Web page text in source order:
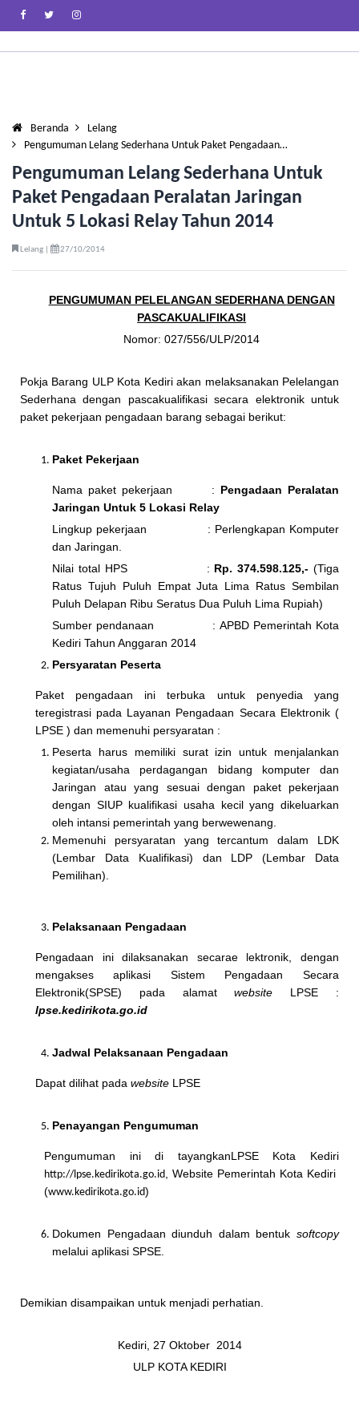
Beranda
Lelang
Pengumuman Lelang Sederhana Untuk Paket Pengadaan…
Pengumuman Lelang Sederhana Untuk
Paket Pengadaan Peralatan Jaringan
Untuk 5 Lokasi Relay Tahun 2014
Lelang | 27/10/2014
PENGUMUMAN PELELANGAN SEDERHANA DENGAN
PASCAKUALIFIKASI
Nomor: 027/556/ULP/2014
Pokja Barang ULP Kota Kediri akan melaksanakan Pelelangan
Sederhana dengan pascakualifikasi secara elektronik untuk
paket pekerjaan pengadaan barang sebagai berikut:
Paket Pekerjaan
Nama paket pekerjaan : Pengadaan Peralatan
Jaringan Untuk 5 Lokasi Relay
Lingkup pekerjaan : Perlengkapan Komputer
dan Jaringan.
Nilai total HPS : Rp. 374.598.125,- (Tiga
Ratus Tujuh Puluh Empat Juta Lima Ratus Sembilan
Puluh Delapan Ribu Seratus Dua Puluh Lima Rupiah)
Sumber pendanaan : APBD Pemerintah Kota
Kediri Tahun Anggaran 2014
Persyaratan Peserta
Paket pengadaan ini terbuka untuk penyedia yang
teregistrasi pada Layanan Pengadaan Secara Elektronik (
LPSE ) dan memenuhi persyaratan :
Peserta harus memiliki surat izin untuk menjalankan
kegiatan/usaha perdagangan bidang komputer dan
Jaringan atau yang sesuai dengan paket pekerjaan
dengan SIUP kualifikasi usaha kecil yang dikeluarkan
oleh intansi pemerintah yang berwewenang.
Memenuhi persyaratan yang tercantum dalam LDK
(Lembar Data Kualifikasi) dan LDP (Lembar Data
Pemilihan).
Pelaksanaan Pengadaan
Pengadaan ini dilaksanakan secarae lektronik, dengan
mengakses aplikasi Sistem Pengadaan Secara
Elektronik(SPSE) pada alamatwebsite LPSE :
lpse.kedirikota.go.id
Jadwal Pelaksanaan Pengadaan
Dapat dilihat pada websiteLPSE
Penayangan Pengumuman
Pengumuman ini di tayangkanLPSE Kota Kediri
http://lpse.kedirikota.go.id , Website Pemerintah Kota Kediri
(www.kedirikota.go.id)
Dokumen Pengadaan diunduh dalam bentuk softcopy
melalui aplikasi SPSE.
Demikian disampaikan untuk menjadi perhatian.
Kediri, 27 Oktober 2014
ULP KOTA KEDIRI